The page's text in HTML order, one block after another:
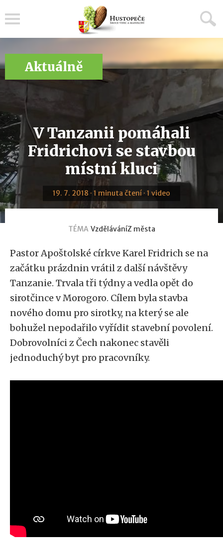
Aktuálně
V Tanzanii pomáhali
Fridrichovi se stavbou
místní kluci
19. 7. 2018 · 1 minuta čtení · 1 video
TÉMA VzděláváníZ města
Pastor Apoštolské církve Karel Fridrich se na
začátku prázdnin vrátil z další návštěvy
Tanzanie. Trvala tři týdny a vedla opět do
sirotčince v Morogoro. Cílem byla stavba
nového domu pro sirotky, na který se ale
bohužel nepodařilo vyřídit stavební povolení.
Dobrovolníci z Čech nakonec stavěli
jednoduchý byt pro pracovníky.